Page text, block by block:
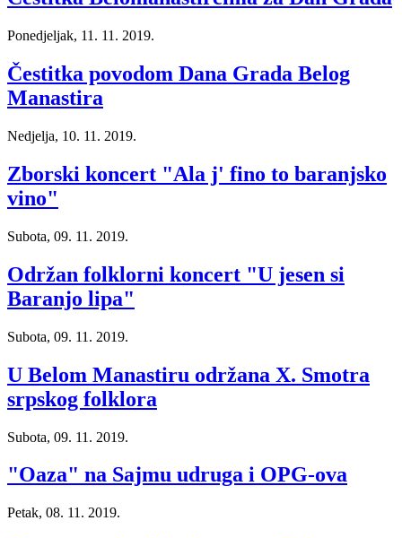
Ponedjeljak, 11. 11. 2019.
Čestitka povodom Dana Grada Belog
Manastira
Nedjelja, 10. 11. 2019.
Zborski koncert "Ala j' fino to baranjsko
vino"
Subota, 09. 11. 2019.
Održan folklorni koncert "U jesen si
Baranjo lipa"
Subota, 09. 11. 2019.
U Belom Manastiru održana X. Smotra
srpskog folklora
Subota, 09. 11. 2019.
"Oaza" na Sajmu udruga i OPG-ova
Petak, 08. 11. 2019.